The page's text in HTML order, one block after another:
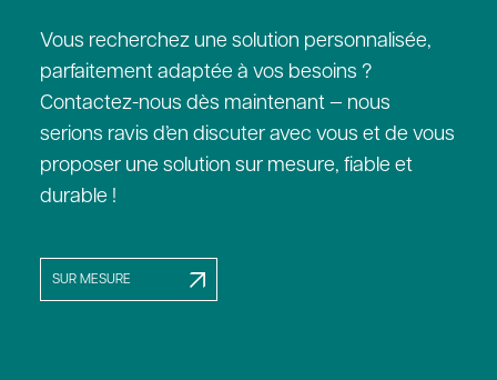
Vous recherchez une solution personnalisée,
parfaitement adaptée à vos besoins ?
Contactez-nous dès maintenant — nous
serions ravis d’en discuter avec vous et de vous
proposer une solution sur mesure, fiable et
durable !
SUR MESURE